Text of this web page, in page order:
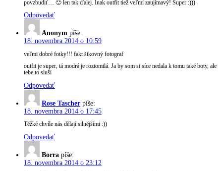
povzbudiť… 🙂 len tak ďalej. Inak outfit tiež veľmi zaujímavý! Super :)))
Odpovedať
Anonym píše:
18. novembra 2014 o 10:59
veľmi dobré fotky!!! fakt šikovný fotograf
outfit je super, tá modrá je roztomilá. Ja by som si síce nedala k tomu také boty, ale
tebe to sluší
Odpovedať
Rose Tascher píše:
18. novembra 2014 o 17:45
Těžké chvíle nás dělají silnějšími :))
Odpovedať
Borra píše:
18. novembra 2014 o 23:12